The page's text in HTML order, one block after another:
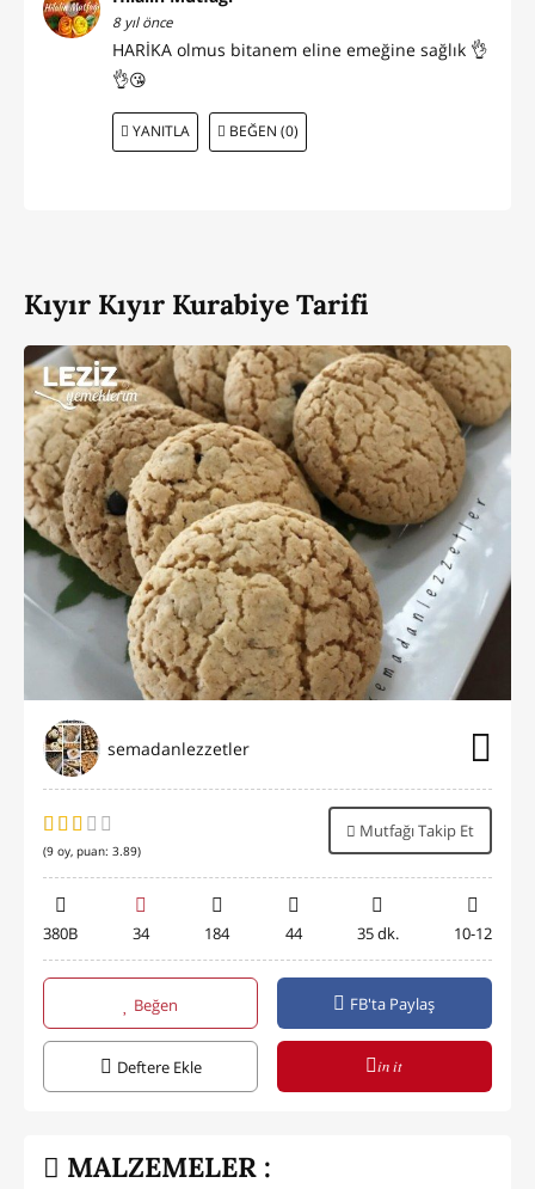
8 yıl önce
HARİKA olmus bitanem eline emeğine sağlık 👌
👌😘
YANITLA BEĞEN (0)
Kıyır Kıyır Kurabiye Tarifi
semadanlezzetler
(9 oy, puan: 3.89)
Mutfağı Takip Et
380B 34 184 44 35 dk. 10-12
Beğen FB'ta Paylaş
Deftere Ekle in it
MALZEMELER :